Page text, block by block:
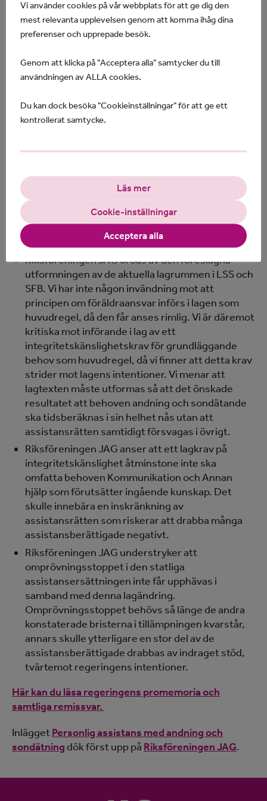
assistans. Riksföreningen JAG välkomnar nu
initiativet att rätta till en del av de oönskade
effekterna av den nuvarande tillämpningen av
assistansreglerna. Vi delar regeringens uppfattning
att barnens situation är den mest angelägna att
Riksföreningen JAG tillstyrker förslaget att
behov gällande andning och sondätande ska
att ge många barn med mycket stort och
med lagens avsikt.
Riksföreningen JAG beklagar att vissa grupper av
barn med stora behov t.ex. på grund av epilepsi
inte skulle träffas av lagändringen, och alltså
fortfarande lämnas utanför.
Riksföreningen JAG oroas av den föreslagna
utformningen av de aktuella lagrummen i LSS och
SFB. Vi har inte någon invändning mot att
principen om föräldraansvar införs i lagen som
huvudregel, då den får anses rimlig. Vi är däremot
kritiska mot införande i lag av ett
integritetskänslighetskrav för grundläggande
behov som huvudregel, då vi finner att detta krav
strider mot lagens intentioner. Vi menar att
lagtexten måste utformas så att det önskade
resultatet att behoven andning och sondätande
ska tidsberäknas i sin helhet nås utan att
assistansrätten samtidigt försvagas i övrigt.
Riksföreningen JAG anser att ett lagkrav på
integritetskänslighet åtminstone inte ska
omfatta behoven Kommunikation och Annan
hjälp som förutsätter ingående kunskap. Det
skulle innebära en inskränkning av
assistansrätten som riskerar att drabba många
assistansberättigade negativt.
Riksföreningen JAG understryker att
omprövningsstoppet i den statliga
assistansersättningen inte får upphävas i
samband med denna lagändring.
Omprövningsstoppet behövs så länge de andra
konstaterade bristerna i tillämpningen kvarstår,
annars skulle ytterligare en stor del av de
assistansberättigade drabbas av indraget stöd,
tvärtemot regeringens intentioner.
Här kan du läsa regeringens promemoria och
samtliga remissvar.
InläggetPersonlig assistans med andning och
sondätningdök först upp på Riksföreningen JAG.
Vi använder cookies på vår webbplats för att ge dig den
mest relevanta upplevelsen genom att komma ihåg dina
preferenser och upprepade besök.
Genom att klicka på "Acceptera alla" samtycker du till
användningen av ALLA cookies.
Du kan dock besöka "Cookieinställningar" för att ge ett
kontrollerat samtycke.
Läs mer
Cookie-inställningar
Acceptera alla